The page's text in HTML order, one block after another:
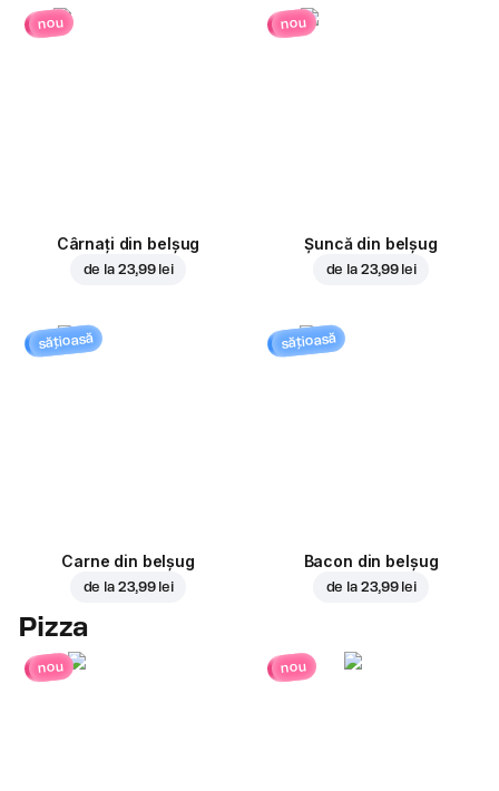
nou
Cârnați din belșug
de la 23,99 lei
nou
Șuncă din belșug
de la 23,99 lei
sățioasă
Carne din belșug
de la 23,99 lei
sățioasă
Bacon din belșug
de la 23,99 lei
Pizza
nou nou